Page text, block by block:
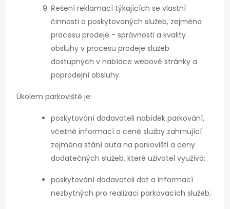
Řešení reklamací týkajících se vlastní
činnosti a poskytovaných služeb, zejména
procesu prodeje - správnosti a kvality
obsluhy v procesu prodeje služeb
dostupných v nabídce webové stránky a
poprodejní obsluhy.
Úkolem parkoviště je:
poskytování dodavateli nabídek parkování,
včetně informací o ceně služby zahrnující
zejména stání auta na parkovišti a ceny
dodatečných služeb, které uživatel využívá;
poskytování dodavateli dat a informací
nezbytných pro realizaci parkovacích služeb;